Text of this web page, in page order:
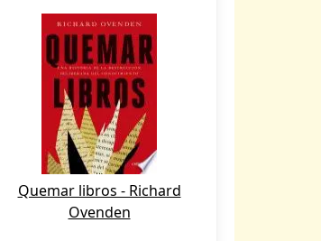
Quemar libros - Richard
Ovenden